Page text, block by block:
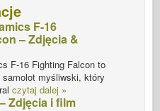
F-16
– Zdjęcia &
F-16 Fighting Falcon to
samolot myśliwski, który
czytaj dalej »
Zdjęcia i film